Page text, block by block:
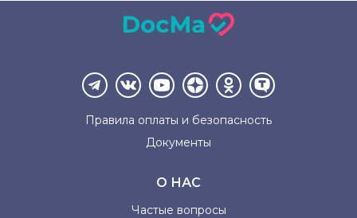
Правила оплаты и безопасность
Документы
О НАС
Частые вопросы